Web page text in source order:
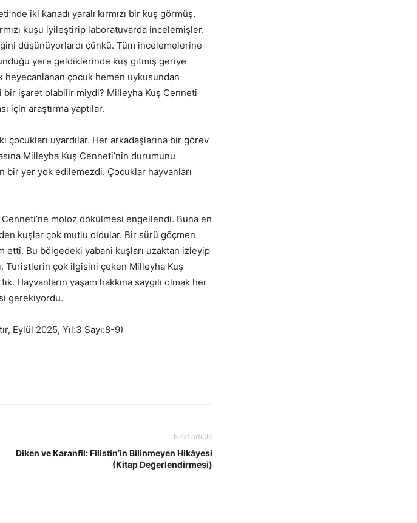
iki kanadı yaralı kırmızı bir kuş görmüş.
kuşu iyileştirip laboratuvarda incelemişler.
düşünüyorlardı çünkü. Tüm incelemelerine
yere geldiklerinde kuş gitmiş geriye
heyecanlanan çocuk hemen uykusundan
bir işaret olabilir miydi? Milleyha Kuş Cenneti
için araştırma yaptılar.
uyardılar. Her arkadaşlarına bir görev
Milleyha Kuş Cenneti’nin durumunu
bir yer yok edilemezdi. Çocuklar hayvanları
moloz dökülmesi engellendi. Buna en
kuşlar çok mutlu oldular. Bir sürü göçmen
etti. Bu bölgedeki yabani kuşları uzaktan izleyip
Turistlerin çok ilgisini çeken Milleyha Kuş
Hayvanların yaşam hakkına saygılı olmak her
gerekiyordu.
Eylül 2025, Yıl:3 Sayı:8-9)
Next article
Diken ve Karanfil: Filistin’in Bilinmeyen Hikâyesi
(Kitap Değerlendirmesi)